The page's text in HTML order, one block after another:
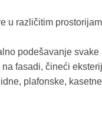
u različitim
podešavanje
fasadi, čineći
plafonske,